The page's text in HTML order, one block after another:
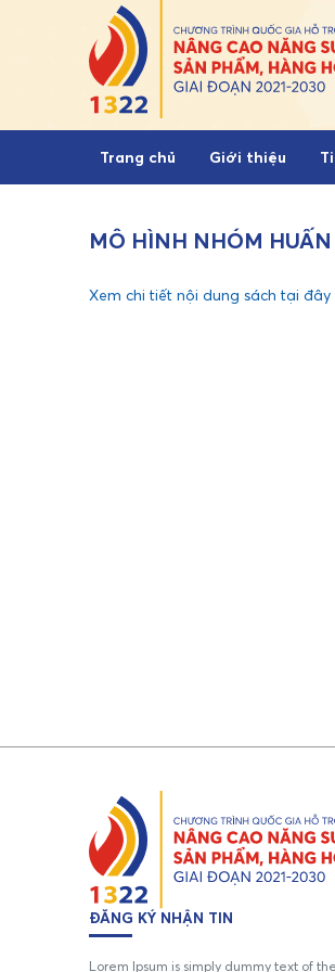
Trang chủ Giới thiệu
MÔ HÌNH NHÓM
Xem chi tiết nội dung sách tại đây
ĐĂNG KÝ NHẬN TIN
Lorem Ipsum is simply dummy text of